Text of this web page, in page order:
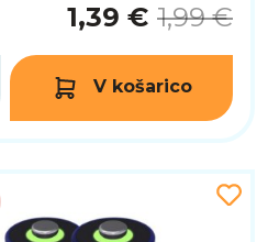
1,39 € 1,99 €
V košarico